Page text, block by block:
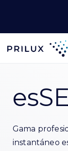
Gama
instantáneo